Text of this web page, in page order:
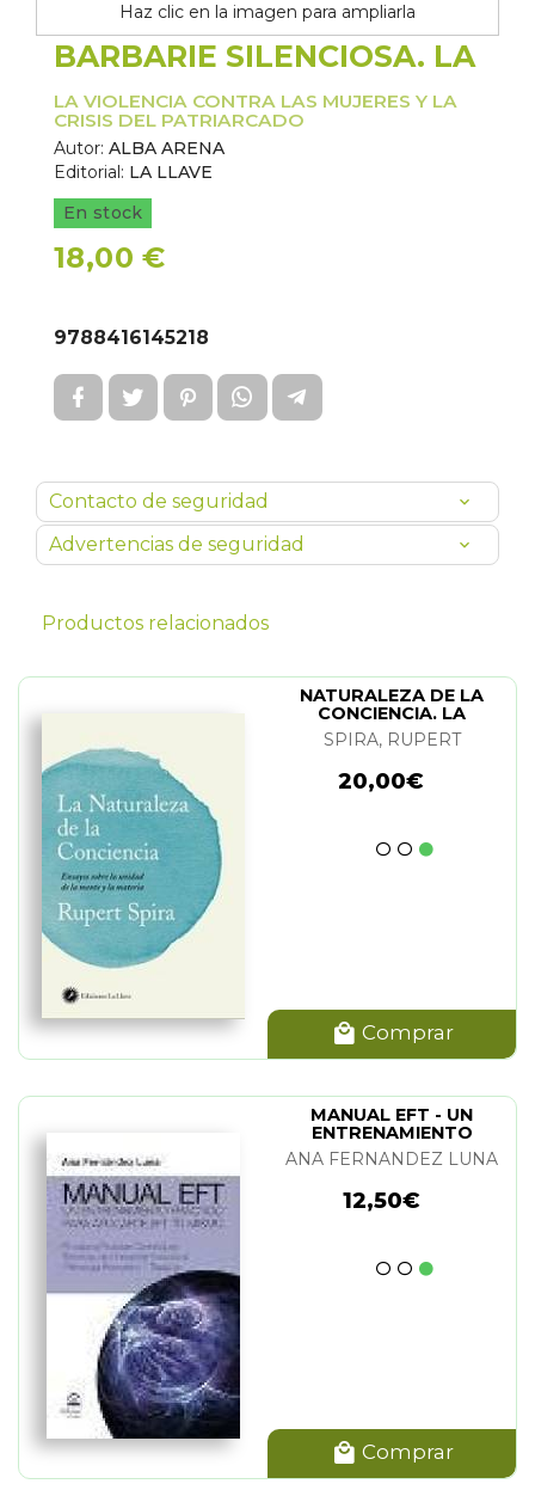
Haz clic en la imagen para ampliarla
BARBARIE SILENCIOSA. LA
LA VIOLENCIA CONTRA LAS MUJERES Y LA
CRISIS DEL PATRIARCADO
Autor: ALBA ARENA
Editorial: LA LLAVE
En stock
18,00 €
9788416145218
Contacto de seguridad
Advertencias de seguridad
Productos relacionados
NATURALEZA DE LA
CONCIENCIA. LA
SPIRA, RUPERT
20,00€
Comprar
MANUAL EFT - UN
ENTRENAMIENTO
PRACTICO
ANA FERNANDEZ LUNA
12,50€
Comprar